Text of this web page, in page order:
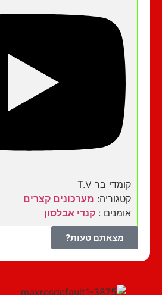
קומדי בר T.V
קטגוריה:מערכונים קצרים
אומנים :קנדי אבלסון
מצאתם טעות?